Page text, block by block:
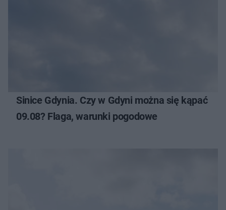
Sinice Gdynia. Czy w Gdyni można się kąpać
09.08? Flaga, warunki pogodowe